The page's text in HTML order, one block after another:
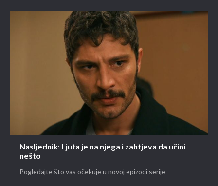
Nasljednik: Ljuta je na njega i zahtjeva da učini
nešto
Pogledajte što vas očekuje u novoj epizodi serije